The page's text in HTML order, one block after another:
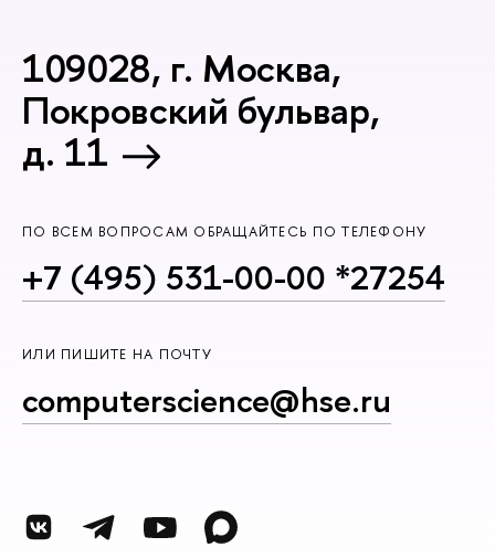
109028, г. Москва,
Покровский бульвар,
д. 11
ПО ВСЕМ ВОПРОСАМ ОБРАЩАЙТЕСЬ ПО ТЕЛЕФОНУ
+7 (495) 531-00-00 *27254
ИЛИ ПИШИТЕ НА ПОЧТУ
computerscience@hse.ru